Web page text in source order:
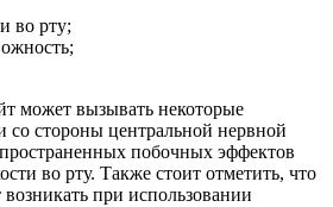
во рту;
может вызывать некоторые
со стороны центральной нервной
побочных эффектов
во рту. Также стоит отметить, что
при использовании